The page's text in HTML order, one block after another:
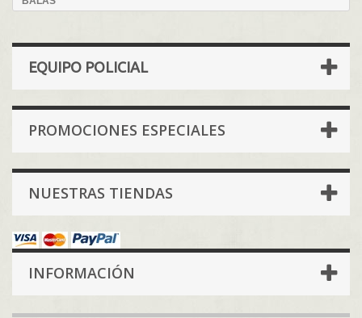
EQUIPO POLICIAL
PROMOCIONES ESPECIALES
NUESTRAS TIENDAS
INFORMACIÓN